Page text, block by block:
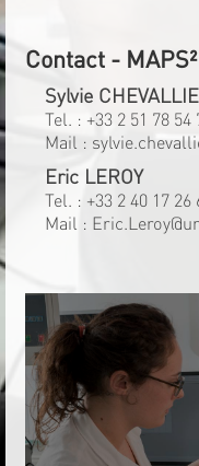
Contact - MAPS²
Sylvie
Tel. : +33 2 51 78 54
Mail :
Eric LEROY
Tel. : +33 2 40 17 26
Mail :